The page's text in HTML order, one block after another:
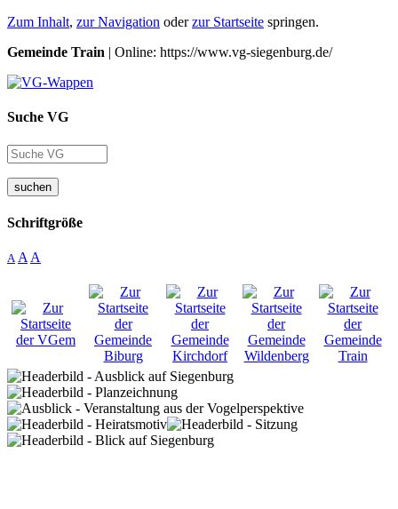
Zum Inhalt, zur Navigation oderzur Startseite springen.
Gemeinde Train | Online: https://www.vg-siegenburg.de/
Suche VG
suchen
Schriftgröße
A A A